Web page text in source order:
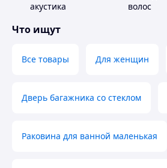
акустика
волос
Что ищут
Все товары Для женщин
Дверь багажника со стеклом
Раковина для ванной маленькая